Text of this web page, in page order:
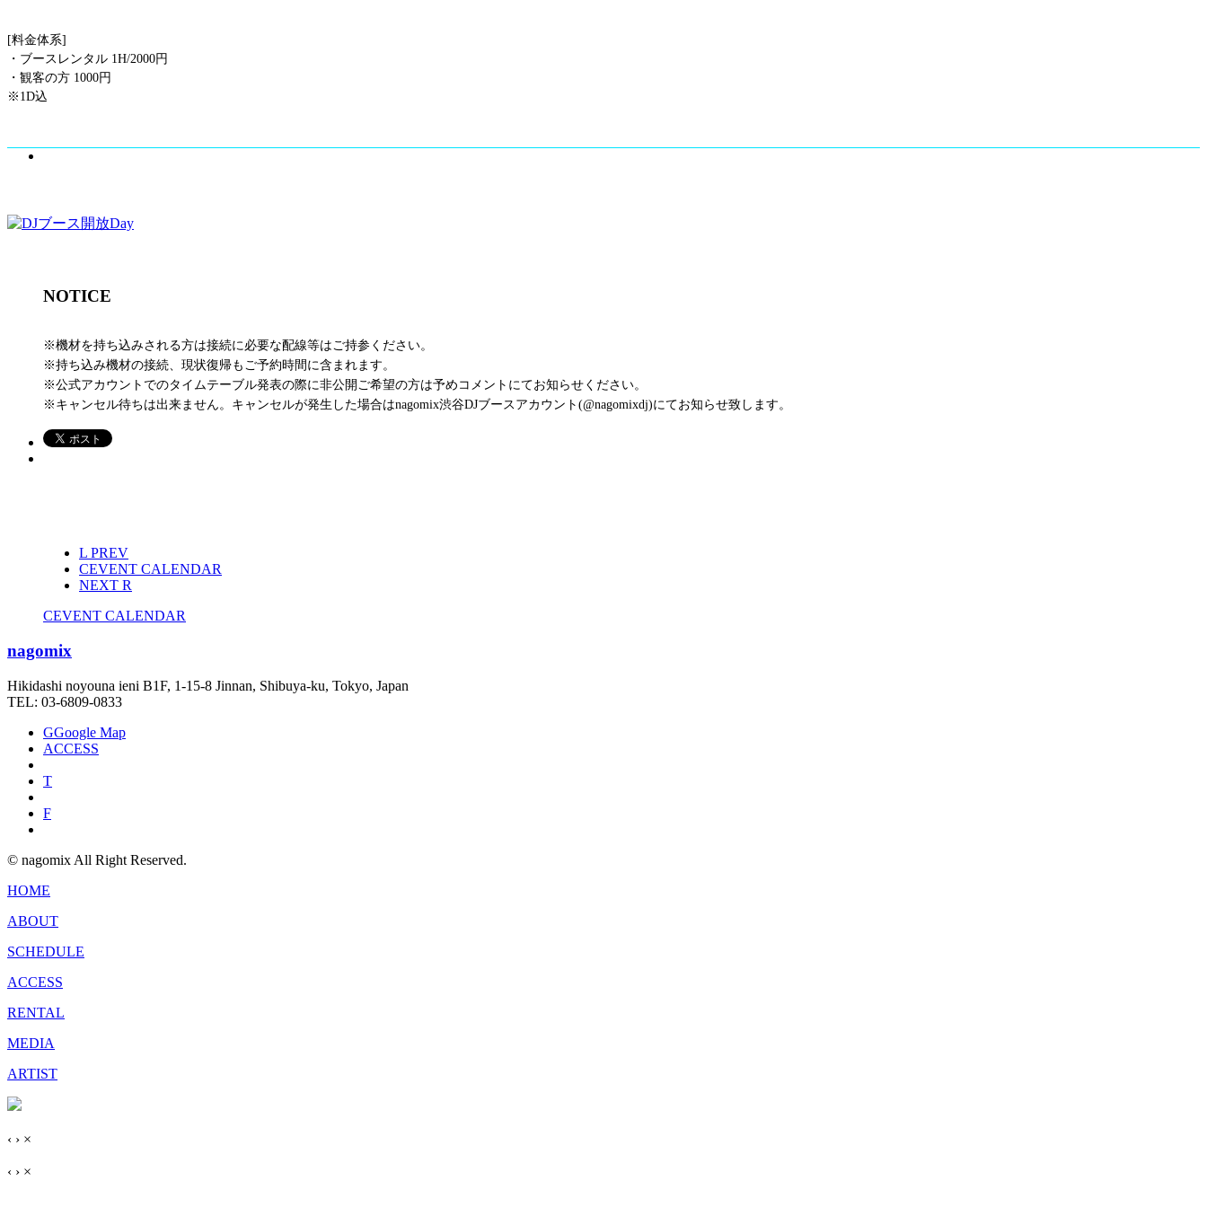
[料金体系]
・ブースレンタル 1H/2000円
・観客の方 1000円
※1D込
NOTICE
※機材を持ち込みされる方は接続に必要な配線等はご持参ください。
※持ち込み機材の接続、現状復帰もご予約時間に含まれます。
※公式アカウントでのタイムテーブル発表の際に非公開ご希望の方は予めコメントにてお知らせください。
※キャンセル待ちは出来ません。キャンセルが発生した場合はnagomix渋谷DJブースアカウント(@nagomixdj)にてお知らせ致します。
L PREV
CEVENT CALENDAR
NEXT R
CEVENT CALENDAR
nagomix
Hikidashi noyouna ieni B1F, 1-15-8 Jinnan, Shibuya-ku, Tokyo, Japan
TEL: 03-6809-0833
GGoogle Map
ACCESS
T
F
© nagomix All Right Reserved.
HOME
ABOUT
SCHEDULE
ACCESS
RENTAL
MEDIA
ARTIST
‹ › ×
‹ › ×